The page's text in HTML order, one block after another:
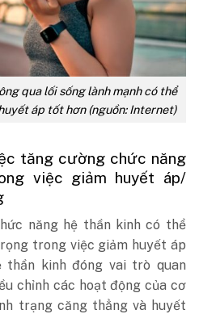
qua lối sống lành mạnh có thể
áp tốt hơn (nguồn: Internet)
tăng cường chức năng
việc giảm huyết áp/
năng hệ thần kinh có thể
trong việc giảm huyết áp
thần kinh đóng vai trò quan
chỉnh các hoạt động của cơ
trạng căng thẳng và huyết